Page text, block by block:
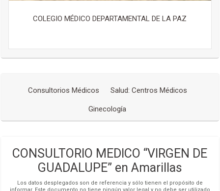
COLEGIO MÉDICO DEPARTAMENTAL DE LA PAZ
Consultorios Médicos Salud: Centros Médicos
Ginecología
CONSULTORIO MEDICO “VIRGEN DE
GUADALUPE” en Amarillas
Los datos desplegados son de referencia y sólo tienen el propósito de
informar. Este documento no tiene ningún valor legal y no debe ser utilizado